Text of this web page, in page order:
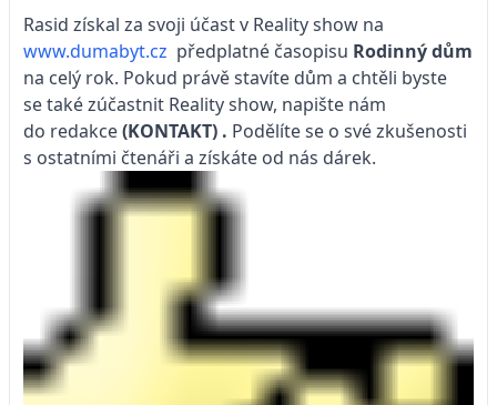
Rasid získal za svoji účast v Reality show na
www.dumabyt.cz předplatné časopisu Rodinný dům
na celý rok. Pokud právě stavíte dům a chtěli byste
se také zúčastnit Reality show, napište nám
do redakce(KONTAKT) . Podělíte se o své zkušenosti
s ostatními čtenáři a získáte od nás dárek.